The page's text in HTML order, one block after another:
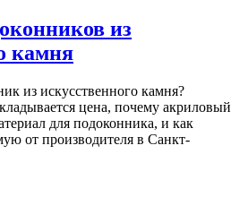
из
камня
из искусственного камня?
цена, почему акриловый
для подоконника, и как
от производителя в Санкт-